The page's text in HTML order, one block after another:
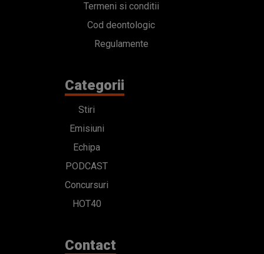
Termeni si conditii
Cod deontologic
Regulamente
Categorii
Stiri
Emisiuni
Echipa
PODCAST
Concursuri
HOT40
Contact